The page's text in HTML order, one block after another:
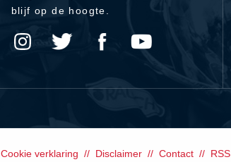
blijf op de hoogte.
Cookie verklaring Disclaimer Contact RSS